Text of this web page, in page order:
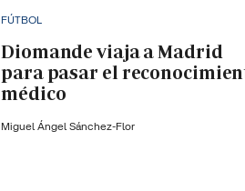
FÚTBOL
Diomande viaja a Madrid
para pasar el
médico
Miguel Ángel Sánchez-Flor